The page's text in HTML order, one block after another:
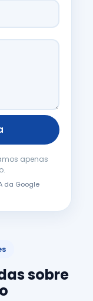
apenas
da Google
sobre